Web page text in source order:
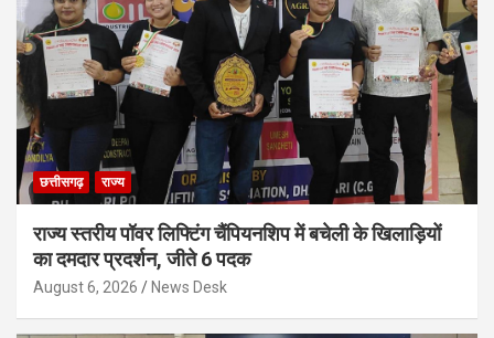
छत्तीसगढ़ राज्य
राज्य स्तरीय पॉवर लिफ्टिंग चैंपियनशिप में बचेली के खिलाड़ियों
का दमदार प्रदर्शन, जीते 6 पदक
August 6, 2026 News Desk